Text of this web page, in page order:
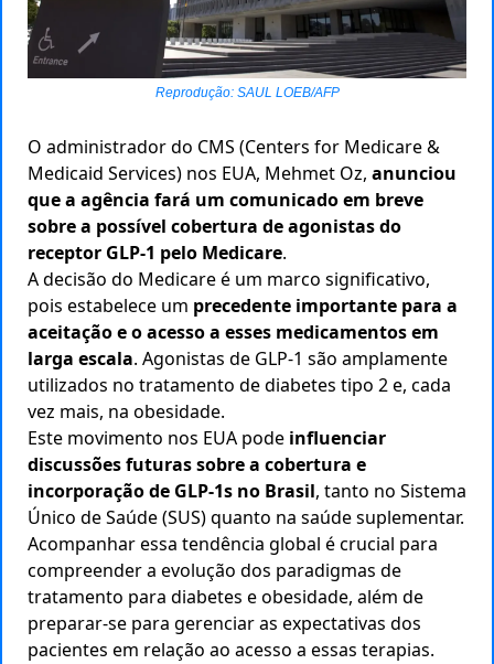
Reprodução: SAUL LOEB/AFP
O administrador do CMS (Centers for Medicare &
Medicaid Services) nos EUA, Mehmet Oz, anunciou
que a agência fará um comunicado em breve
sobre a possível cobertura de agonistas do
receptor GLP-1 pelo Medicare.
A decisão do Medicare é um marco significativo,
pois estabelece um precedente importante para a
aceitação e o acesso a esses medicamentos em
larga escala. Agonistas de GLP-1 são amplamente
utilizados no tratamento de diabetes tipo 2 e, cada
vez mais, na obesidade.
Este movimento nos EUA pode influenciar
discussões futuras sobre a cobertura e
incorporação de GLP-1s no Brasil, tanto no Sistema
Único de Saúde (SUS) quanto na saúde suplementar.
Acompanhar essa tendência global é crucial para
compreender a evolução dos paradigmas de
tratamento para diabetes e obesidade, além de
preparar-se para gerenciar as expectativas dos
pacientes em relação ao acesso a essas terapias.